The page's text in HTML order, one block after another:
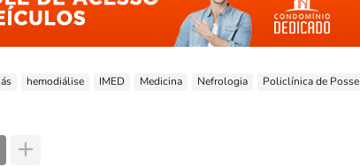
hemodiálise IMED Medicina Nefrologia Policlínica de Posse